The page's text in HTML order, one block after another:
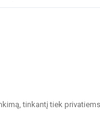
tinkantį tiek